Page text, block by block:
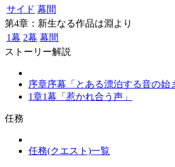
サイド 幕間
第4章：新生なる作品は淵より
1幕 2幕 幕間
ストーリー解説
序章序幕「とある漂泊する音の始
1章1幕「惹かれ合う声」
任務
任務(クエスト)一覧